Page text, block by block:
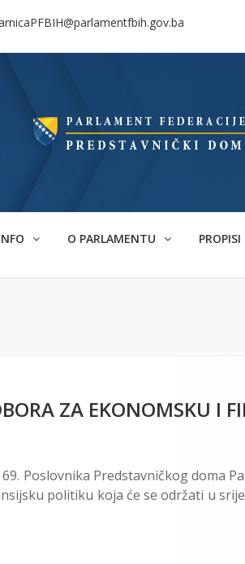
O PARLAMENTU PROPISI
ZA EKONOMSKU I
Poslovnika Predstavničkog doma
politiku koja će se održati u